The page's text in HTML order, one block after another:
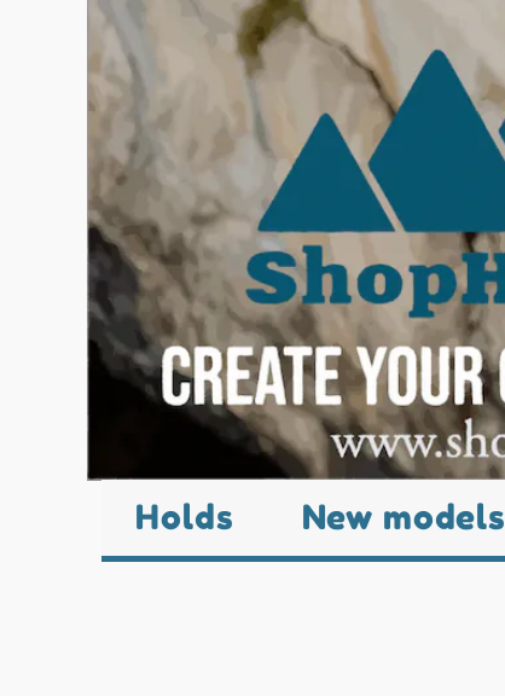
Holds New models